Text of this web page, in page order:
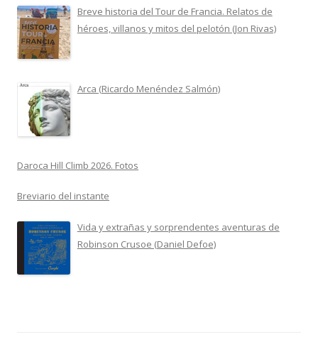
Breve historia del Tour de Francia. Relatos de
héroes, villanos y mitos del pelotón (Jon Rivas)
Arca (Ricardo Menéndez Salmón)
Daroca Hill Climb 2026. Fotos
Breviario del instante
Vida y extrañas y sorprendentes aventuras de
Robinson Crusoe (Daniel Defoe)